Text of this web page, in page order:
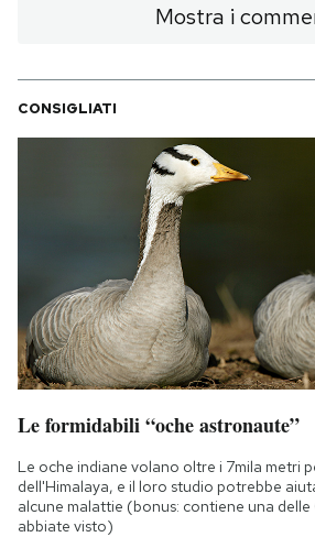
Mostra i
CONSIGLIATI
Le formidabili “oche astronaute”
Le oche indiane volano oltre i 7mila metri
dell'Himalaya, e il loro studio potrebbe
alcune malattie (bonus: contiene una delle
abbiate visto)